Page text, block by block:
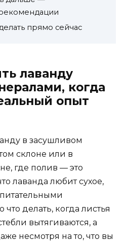
прямо сейчас
лаванду
когда
опыт
в засушливом
склоне или в
где полив — это
лаванда любит сухое,
делать, когда листья
вытягиваются, а
несмотря на то, что вы